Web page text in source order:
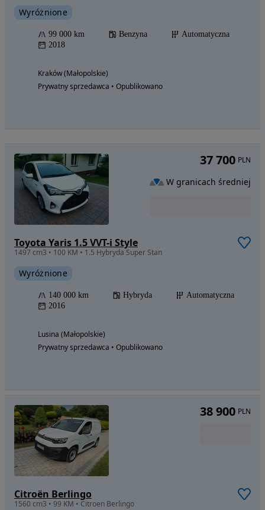
Wyróżnione
99 000 km Benzyna
Automatyczna
2018
Kraków (Małopolskie)
Prywatny sprzedawca • Opublikowano
Toyota Yaris 1.5 VVT-i Style
1497 cm3 • 100 KM • 1.5 Hybryda Super Stan
Wyróżnione
140 000 km Hybryda
Automatyczna
2016
Lusina (Małopolskie)
Prywatny sprzedawca • Opublikowano
37 700 PLN
W granicach średniej
Citroën Berlingo
1560 cm3 • 99 KM • Citroen Berlingo
38 900 PLN